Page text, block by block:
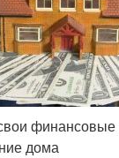
финансовые
дома